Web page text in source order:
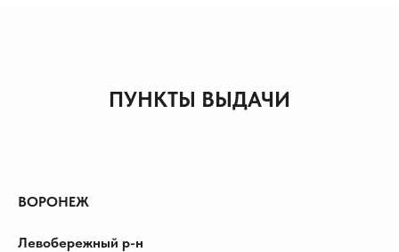
ПУНКТЫ ВЫДАЧИ
ВОРОНЕЖ
Левобережный р-н